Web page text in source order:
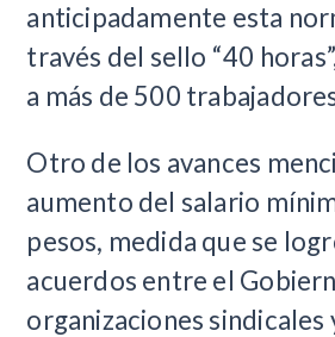
anticipadamente esta
través del sello “40
a más de 500
Otro de los avances
aumento del salario
pesos, medida que se
acuerdos entre el
organizaciones sindicales